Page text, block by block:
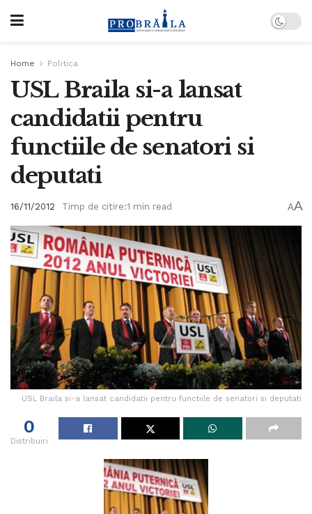
Home Politica
USL Braila si-a lansat
candidatii pentru
functiile de senatori si
deputati
16/11/2012 Timp de citire:1 min read AA
USL Braila si-a lansat candidatii pentru functiile de senatori si deputati
0
Distribuiri